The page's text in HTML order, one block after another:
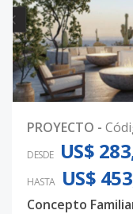
PROYECTO -
DESDE US$
HASTA US$
Concepto